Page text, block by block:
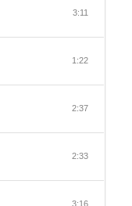
3:11
1:22
2:37
2:33
3:16